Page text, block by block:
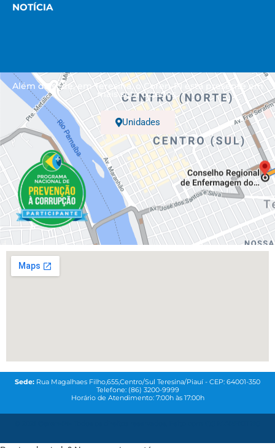
NOTÍCIA
Além da sede, em Teresina, o Coren-PI está presente em
mais sete cidades.
Unidades
Sede: Rua Magalhaes Filho,655,Centro/Sul Teresina/Piauí - CEP: 64001-350
Telefone: (86) 3200-9999
Horário de Atendimento: 7:00h às 17:00h